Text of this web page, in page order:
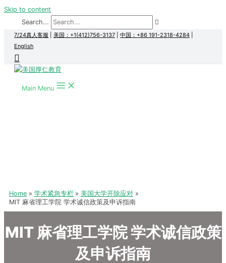
Skip to content
Search...
7/24真人客服 美国：+1(412)756-3137 中国：+86 191-2318-4284
English
Main Menu
Home 学术紧急专栏
美国大学开除应对
MIT 麻省理工学院 学术诚信政策及申诉指南
MIT 麻省理工学院 学术诚信政策
及申诉指南